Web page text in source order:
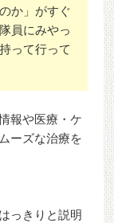
か」がすぐ
員にみやっ
って行って
報や医療・ケ
ーズな治療を
っきりと説明